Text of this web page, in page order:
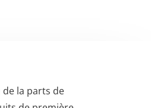
la parts de